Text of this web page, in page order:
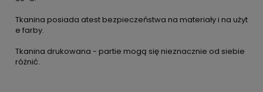
Tkanina posiada atest bezpieczeństwa na materiały i na użyt
e farby.
Tkanina drukowana - partie mogą się nieznacznie od siebie
różnić.